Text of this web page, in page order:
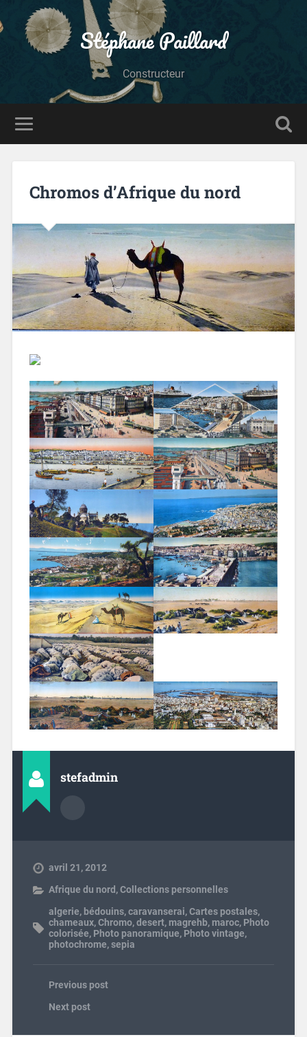
Stéphane Paillard
Constructeur
Chromos d’Afrique du nord
stefadmin
avril 21, 2012
Afrique du nord,Collections personnelles
algerie, bédouins,caravanserai,Cartes postales,
chameaux,Chromo,desert, magrehb, maroc, Photo
colorisée, Photo panoramique, Photo vintage,
photochrome,sepia
Previous post
Next post